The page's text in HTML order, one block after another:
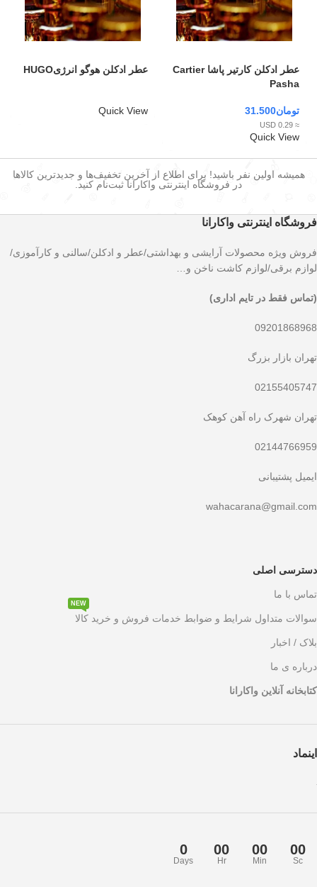
عطر ادکلن کارتیر پاشا Cartier
Pasha
تومان31.500
≈ 0.29 USD
Quick View
عطر ادکلن هوگو انرژیHUGO
Quick View
همیشه اولین نفر باشید! برای اطلاع از آخرین تخفیف‌ها و جدیدترین کالاها
در فروشگاه اینترنتی واکارانا ثبت‌نام کنید.
فروشگاه اینترنتی واکارانا
فروش ویژه محصولات آرایشی و بهداشتی/عطر و ادکلن/سالنی و کارآموزی/
لوازم برقی/لوازم کاشت ناخن و…
(تماس فقط در تایم اداری)
09201868968
تهران بازار بزرگ
02155405747
تهران شهرک راه آهن کوهک
02144766959
ایمیل پشتیبانی
wahacarana@gmail.com
دسترسی اصلی
تماس با ما
سوالات متداول شرایط و ضوابط خدمات فروش و خرید کالا
NEW
بلاک / اخبار
درباره ی ما
کتابخانه آنلاین واکارانا
اینماد
0
Days
00
Hr
00
Min
00
Sc